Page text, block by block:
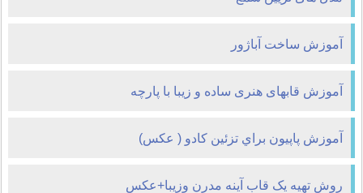
آموزش ساخت آباژور
آموزش قابهای هنری ساده و زیبا با پارچه
آموزش پاپيون براي تزئين کادو ( عکس)
روش تهیه یک قاب آینه مدرن وزیبا+عکس